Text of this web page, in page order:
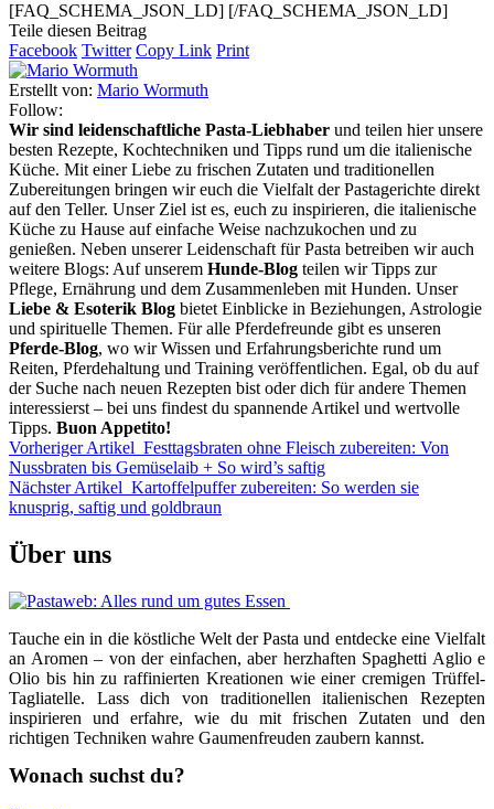
[FAQ_SCHEMA_JSON_LD] [/FAQ_SCHEMA_JSON_LD]
Teile diesen Beitrag
Facebook Twitter Copy Link Print
Erstellt von: Mario Wormuth
Follow:
Wir sind leidenschaftliche Pasta-Liebhaber und teilen hier unsere
besten Rezepte, Kochtechniken und Tipps rund um die italienische
Küche. Mit einer Liebe zu frischen Zutaten und traditionellen
Zubereitungen bringen wir euch die Vielfalt der Pastagerichte direkt
auf den Teller. Unser Ziel ist es, euch zu inspirieren, die italienische
Küche zu Hause auf einfache Weise nachzukochen und zu
genießen. Neben unserer Leidenschaft für Pasta betreiben wir auch
weitere Blogs: Auf unserem Hunde-Blog teilen wir Tipps zur
Pflege, Ernährung und dem Zusammenleben mit Hunden. Unser
Liebe & Esoterik Blog bietet Einblicke in Beziehungen, Astrologie
und spirituelle Themen. Für alle Pferdefreunde gibt es unseren
Pferde-Blog, wo wir Wissen und Erfahrungsberichte rund um
Reiten, Pferdehaltung und Training veröffentlichen. Egal, ob du auf
der Suche nach neuen Rezepten bist oder dich für andere Themen
interessierst – bei uns findest du spannende Artikel und wertvolle
Tipps. Buon Appetito!
Vorheriger Artikel Festtagsbraten ohne Fleisch zubereiten: Von
Nussbraten bis Gemüselaib + So wird’s saftig
Nächster Artikel Kartoffelpuffer zubereiten: So werden sie
knusprig, saftig und goldbraun
Über uns
Tauche ein in die köstliche Welt der Pasta und entdecke eine Vielfalt
an Aromen – von der einfachen, aber herzhaften Spaghetti Aglio e
Olio bis hin zu raffinierten Kreationen wie einer cremigen Trüffel-
Tagliatelle. Lass dich von traditionellen italienischen Rezepten
inspirieren und erfahre, wie du mit frischen Zutaten und den
richtigen Techniken wahre Gaumenfreuden zaubern kannst.
Wonach suchst du?